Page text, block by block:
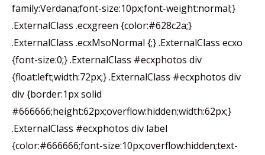
family:Verdana;font-size:10px;font-weight:normal;}
.ExternalClass .ecxgreen {color:#628c2a;}
.ExternalClass .ecxMsoNormal {;} .ExternalClass ecxo
{font-size:0;} .ExternalClass #ecxphotos div
{float:left;width:72px;} .ExternalClass #ecxphotos div
div {border:1px solid
#666666;height:62px;overflow:hidden;width:62px;}
.ExternalClass #ecxphotos div label
{color:#666666;font-size:10px;overflow:hidden;text-